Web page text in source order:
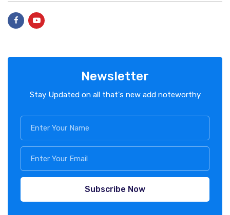
Newsletter
Stay Updated on all that's new add noteworthy
Subscribe Now